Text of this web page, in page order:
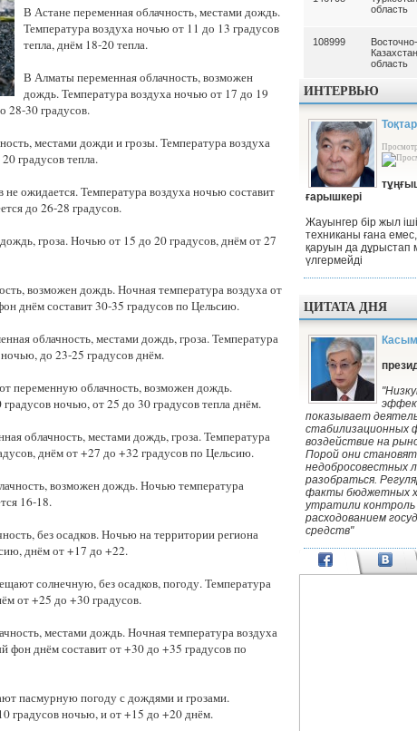
В Астане переменная облачность, местами дождь.
Температура воздуха ночью от 11 до 13 градусов
тепла, днём 18-20 тепла.
В Алматы переменная облачность, возможен
дождь. Температура воздуха ночью от 17 до 19
28-30 градусов.
местами дожди и грозы. Температура воздуха
градусов тепла.
ожидается. Температура воздуха ночью составит
до 26-28 градусов.
гроза. Ночью от 15 до 20 градусов, днём от 27
возможен дождь. Ночная температура воздуха от
днём составит 30-35 градусов по Цельсию.
облачность, местами дождь, гроза. Температура
ночью, до 23-25 градусов днём.
переменную облачность, возможен дождь.
ночью, от 25 до 30 градусов тепла днём.
облачность, местами дождь, гроза. Температура
днём от +27 до +32 градусов по Цельсию.
возможен дождь. Ночью температура
16-18.
без осадков. Ночью на территории региона
днём от +17 до +22.
солнечную, без осадков, погоду. Температура
от +25 до +30 градусов.
местами дождь. Ночная температура воздуха
фон днём составит от +30 до +35 градусов по
пасмурную погоду с дождями и грозами.
градусов ночью, и от +15 до +20 днём.
область
180
область
108999
Восточно-
область
ИНТЕРВЬЮ
ғарышкері
Жауынгер бір жыл
техниканы ғана
қаруын да дұрыстап
үлгермейді
ЦИТАТА ДНЯ
показывает
стабилизационных
воздействие на
Порой они
недобросовестных
разобраться.
факты бюджетных
утратили контроль
расходованием
средств"